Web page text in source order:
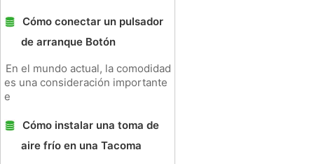
Cómo conectar un pulsador
de arranque Botón
En el mundo actual, la comodidad
es una consideración importante
e
Cómo instalar una toma de
aire frío en una Tacoma